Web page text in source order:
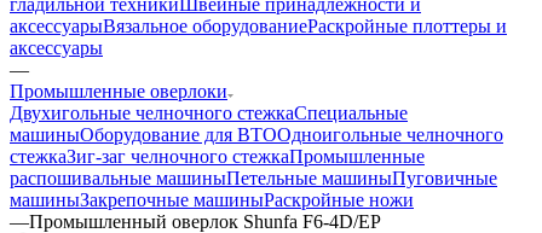
гладильной техникиШвейные принадлежности и
аксессуарыВязальное оборудованиеРаскройные плоттеры и
аксессуары
—
Промышленные оверлоки
Двухигольные челночного стежкаСпециальные
машиныОборудование для ВТООдноигольные челночного
стежкаЗиг-заг челночного стежкаПромышленные
распошивальные машиныПетельные машиныПуговичные
машиныЗакрепочные машиныРаскройные ножи
—Промышленный оверлок Shunfa F6-4D/EP